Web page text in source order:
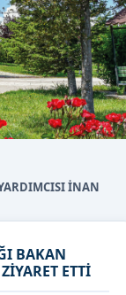
İNAN
BAKAN
ETTİ